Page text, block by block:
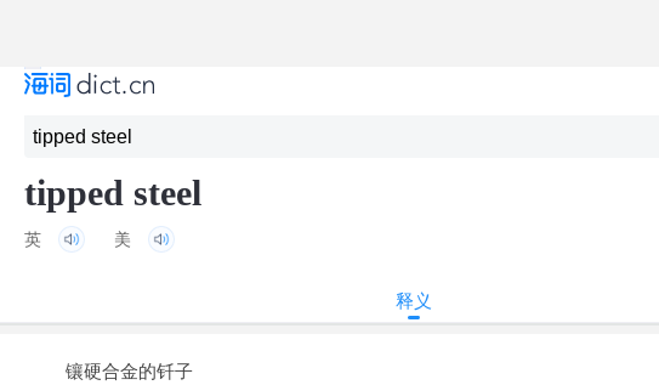
tipped steel
英 美
释义
镶硬合金的钎子